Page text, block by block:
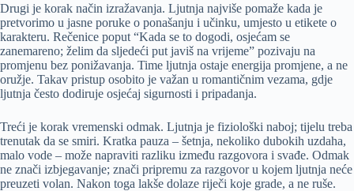
Drugi je korak način izražavanja. Ljutnja najviše pomaže kada je
pretvorimo u jasne poruke o ponašanju i učinku, umjesto u etikete o
karakteru. Rečenice poput “Kada se to dogodi, osjećam se
zanemareno; želim da sljedeći put javiš na vrijeme” pozivaju na
promjenu bez ponižavanja. Time ljutnja ostaje energija promjene, a ne
oružje. Takav pristup osobito je važan u romantičnim vezama, gdje
ljutnja često dodiruje osjećaj sigurnosti i pripadanja.
Treći je korak vremenski odmak. Ljutnja je fiziološki naboj; tijelu treba
trenutak da se smiri. Kratka pauza – šetnja, nekoliko dubokih uzdaha,
malo vode – može napraviti razliku između razgovora i svađe. Odmak
ne znači izbjegavanje; znači pripremu za razgovor u kojem ljutnja neće
preuzeti volan. Nakon toga lakše dolaze riječi koje grade, a ne ruše.